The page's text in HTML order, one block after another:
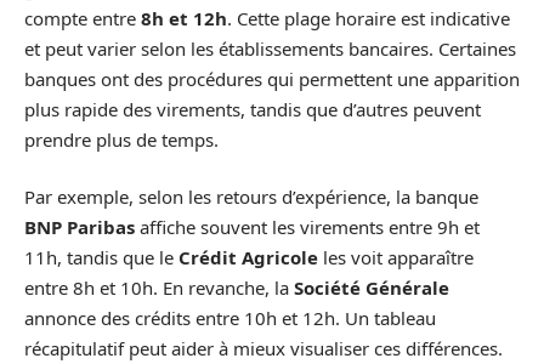
compte entre 8h et 12h. Cette plage horaire est indicative
et peut varier selon les établissements bancaires. Certaines
banques ont des procédures qui permettent une apparition
plus rapide des virements, tandis que d’autres peuvent
prendre plus de temps.
Par exemple, selon les retours d’expérience, la banque
BNP Paribas affiche souvent les virements entre 9h et
11h, tandis que le Crédit Agricole les voit apparaître
entre 8h et 10h. En revanche, la Société Générale
annonce des crédits entre 10h et 12h. Un tableau
récapitulatif peut aider à mieux visualiser ces différences.